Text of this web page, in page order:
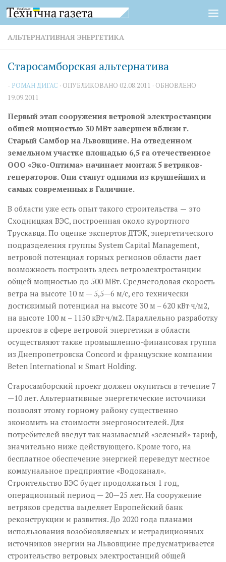
Перейти к содержимому
АЛЬТЕРНАТИВНАЯ ЭНЕРГЕТИКА
Старосамборская альтернатива
- РОМАН ДИГАС · ОПУБЛИКОВАНО 02.08.2011 · ОБНОВЛЕНО
19.09.2011
Первый этап сооружения ветровой электростанции
общей мощностью 30 МВт завершен вблизи г.
Старый Самбор на Львовщине. На отведенном
земельном участке площадью 6,5 га отечественное
ООО «Эко-Оптима» начинает монтаж 5 ветряков-
генераторов. Они станут одними из крупнейших и
самых современных в Галичине.
В области уже есть опыт такого строительства — это
Сходницкая ВЭС, построенная около курортного
Трускавца. По оценке экспертов ДТЭК, энергетического
подразделения группы System Capital Management,
ветровой потенциал горных регионов области дает
возможность построить здесь ветроэлектростанции
общей мощностью до 500 МВт. Среднегодовая скорость
ветра на высоте 10 м — 5,5—6 м/с, его технически
достижимый потенциал на высоте 30 м – 620 кВт·ч/м2,
на высоте 100 м – 1150 кВт·ч/м2. Параллельно разработку
проектов в сфере ветровой энергетики в области
осуществляют также промышленно-финансовая группа
из Днепропетровска Concord и французские компании
Beten International и Smart Holding.
Старосамборский проект должен окупиться в течение 7
—10 лет. Альтернативные энергетические источники
позволят этому горному району существенно
экономить на стоимости энергоносителей. Для
потребителей введут так называемый «зеленый» тариф,
значительно ниже действующего. Кроме того, на
бесплатное обеспечение энергией переведут местное
коммунальное предприятие «Водоканал».
Строительство ВЭС будет продолжаться 1 год,
операционный период — 20—25 лет. На сооружение
ветряков средства выделяет Европейский банк
реконструкции и развития. До 2020 года планами
использования возобновляемых и нетрадиционных
источников энергии на Львовщине предусматривается
строительство ветровых электростанций общей